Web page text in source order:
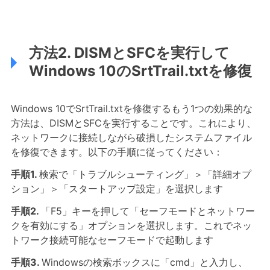
方法2. DISMとSFCを実行して
Windows 10のSrtTrail.txtを修復
Windows 10でSrtTrail.txtを修復するもう1つの効果的な
方法は、DISMとSFCを実行することです。これにより、
ネットワークに接続しながら破損したシステムファイル
を修復できます。以下の手順に従ってください：
手順1. 検索で「トラブルシューティング」＞「詳細オプ
ション」＞「スタートアップ設定」を選択します
手順2.
「F5」キーを押して「セーフモードとネットワー
クを有効にする」オプションを選択します。これでネッ
トワーク接続可能なセーフモードで起動します
手順3. Windowsの検索ボックスに「cmd」と入力し、